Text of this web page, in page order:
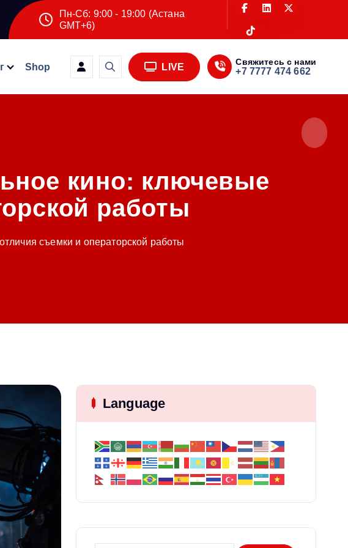
Пн-Сб: 9:00 - 19:00 (Астана
GMT+6)
Shop LIVE Свяжитесь с нами
+7 7777 474 662
кино: ключевые
работы
съемки и операторской работы
Language